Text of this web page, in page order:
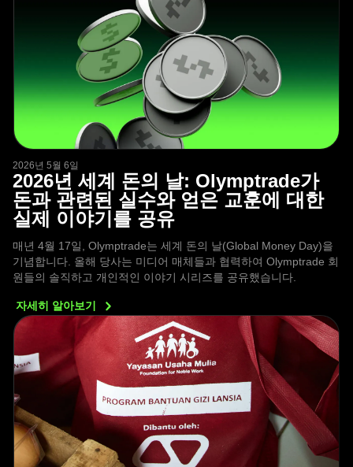
2026년 5월 6일
2026년 세계 돈의 날: Olymptrade가
돈과 관련된 실수와 얻은 교훈에 대한
실제 이야기를 공유
매년 4월 17일, Olymptrade는 세계 돈의 날(Global Money Day)을
기념합니다. 올해 당사는 미디어 매체들과 협력하여 Olymptrade 회
원들의 솔직하고 개인적인 이야기 시리즈를 공유했습니다.
자세히 알아보기